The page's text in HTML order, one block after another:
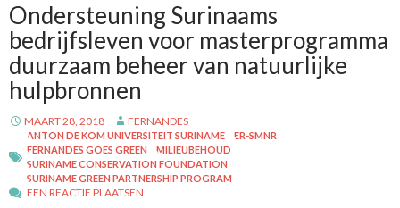
Ondersteuning Surinaams
bedrijfsleven voor masterprogramma
duurzaam beheer van natuurlijke
hulpbronnen
MAART 28, 2018 FERNANDES
ANTON DE KOM UNIVERSITEIT SURINAME
ER-SMNR
FERNANDES GOES GREEN
MILIEUBEHOUD
SURINAME CONSERVATION FOUNDATION
SURINAME GREEN PARTNERSHIP PROGRAM
EEN REACTIE PLAATSEN